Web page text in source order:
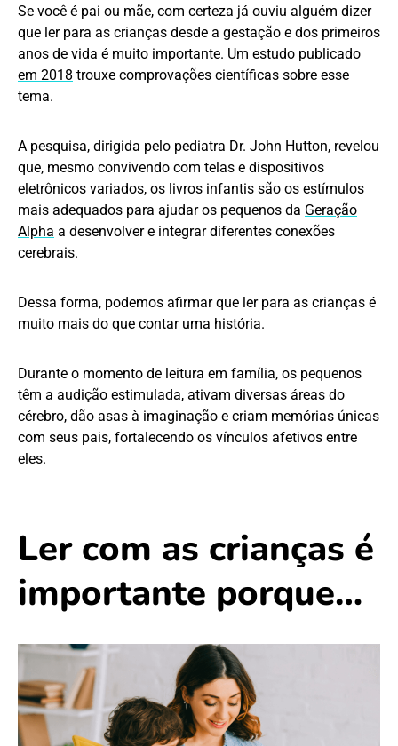
Se você é pai ou mãe, com certeza já ouviu alguém dizer
que ler para as crianças desde a gestação e dos primeiros
anos de vida é muito importante. Um estudo publicado
em 2018 trouxe comprovações científicas sobre esse
tema.
A pesquisa, dirigida pelo pediatra Dr. John Hutton, revelou
que, mesmo convivendo com telas e dispositivos
eletrônicos variados, os livros infantis são os estímulos
mais adequados para ajudar os pequenos da Geração
Alpha a desenvolver e integrar diferentes conexões
cerebrais.
Dessa forma, podemos afirmar que ler para as crianças é
muito mais do que contar uma história.
Durante o momento de leitura em família, os pequenos
têm a audição estimulada, ativam diversas áreas do
cérebro, dão asas à imaginação e criam memórias únicas
com seus pais, fortalecendo os vínculos afetivos entre
eles.
Ler com as crianças é
importante porque…